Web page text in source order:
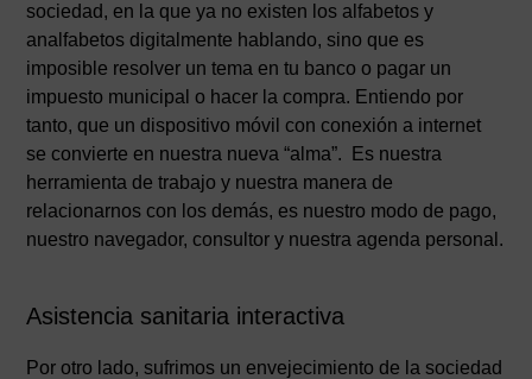
sociedad, en la que ya no existen los alfabetos y
analfabetos digitalmente hablando, sino que es
imposible resolver un tema en tu banco o pagar un
impuesto municipal o hacer la compra. Entiendo por
tanto, que un dispositivo móvil con conexión a internet
se convierte en nuestra nueva “alma”. Es nuestra
herramienta de trabajo y nuestra manera de
relacionarnos con los demás, es nuestro modo de pago,
nuestro navegador, consultor y nuestra agenda personal.
Asistencia sanitaria interactiva
Por otro lado, sufrimos un envejecimiento de la sociedad